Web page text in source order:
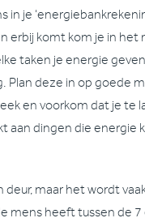
in je
erbij komt kom je in het
taken je energie
Plan deze in op goede
en voorkom dat je te
aan dingen die energie
deur, maar het wordt
mens heeft tussen de 7